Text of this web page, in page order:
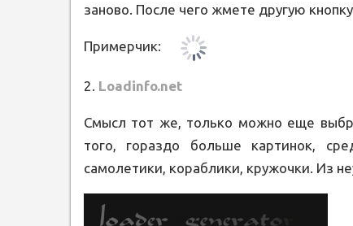
заново. После чего жмете другую
Примерчик:
2. Loadinfo.net
Смысл тот же, только можно еще
того, гораздо больше картинок,
самолетики, кораблики, кружочки. Из